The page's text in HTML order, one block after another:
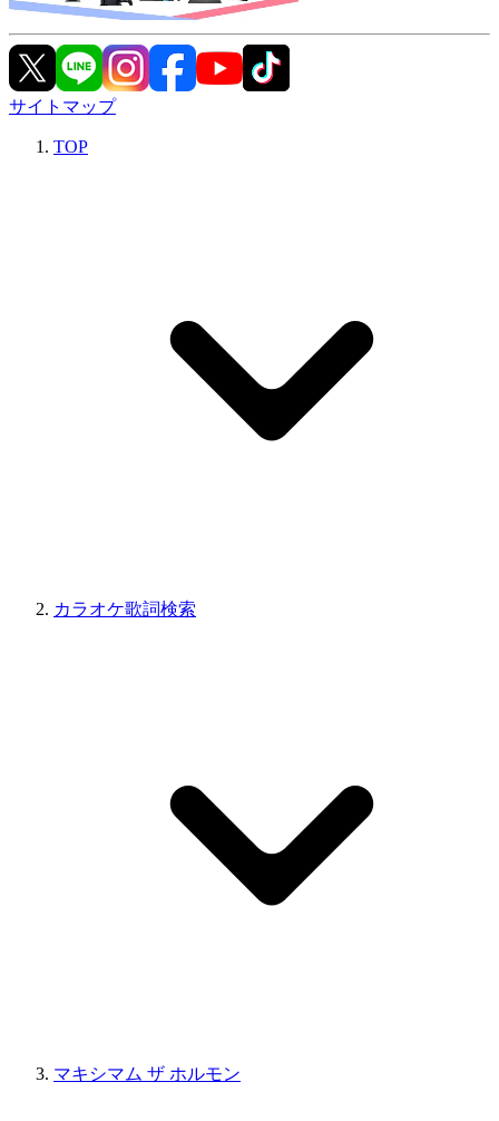
サイトマップ
TOP
カラオケ歌詞検索
マキシマム ザ ホルモン